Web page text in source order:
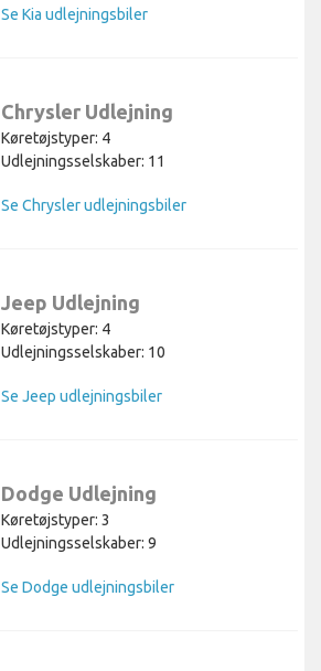
Se Kia udlejningsbiler
Chrysler Udlejning
Køretøjstyper: 4
Udlejningsselskaber: 11
Se Chrysler udlejningsbiler
Jeep Udlejning
Køretøjstyper: 4
Udlejningsselskaber: 10
Se Jeep udlejningsbiler
Dodge Udlejning
Køretøjstyper: 3
Udlejningsselskaber: 9
Se Dodge udlejningsbiler